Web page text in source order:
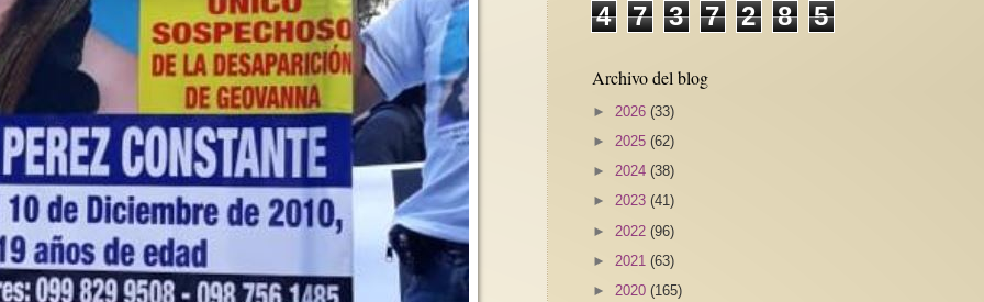
4 7 3 7 2 8 5
Archivo del blog
► 2026 (33)
► 2025 (62)
► 2024 (38)
► 2023 (41)
► 2022 (96)
► 2021 (63)
► 2020 (165)